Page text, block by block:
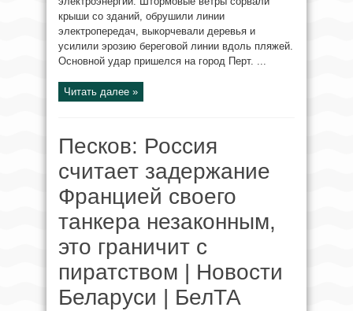
крыши со зданий, обрушили линии
электропередач, выкорчевали деревья и
усилили эрозию береговой линии вдоль пляжей.
Основной удар пришелся на город Перт. ...
Читать далее »
Песков: Россия
считает задержание
Францией своего
танкера незаконным,
это граничит с
пиратством | Новости
Беларуси | БелТА